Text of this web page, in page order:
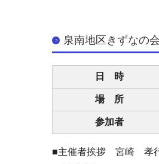
泉南地区きずなの
日 時
場 所
参加者
■主催者挨拶 宮崎 孝